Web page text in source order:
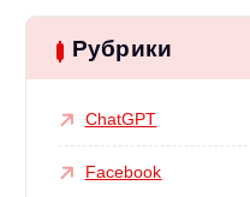
Рубрики
ChatGPT
Facebook